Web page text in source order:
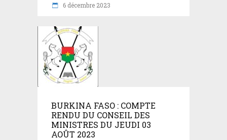
6 décembre 2023
BURKINA FASO : COMPTE
RENDU DU CONSEIL DES
MINISTRES DU JEUDI 03
AOÛT 2023